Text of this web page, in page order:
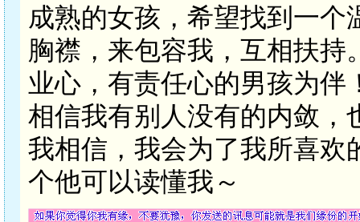
成熟的女孩，希望找到一
胸襟，来包容我，互相扶
业心，有责任心的男孩为伴
相信我有别人没有的内敛，
我相信，我会为了我所喜欢
个他可以读懂我～